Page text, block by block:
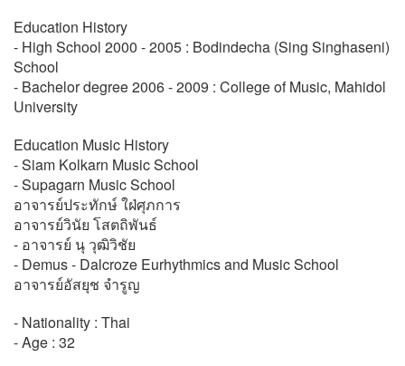
Education History
- High School 2000 - 2005 : Bodindecha (Sing Singhaseni)
School
- Bachelor degree 2006 - 2009 : College of Music, Mahidol
University
Education Music History
- Siam Kolkarn Music School
- Supagarn Music School
อาจารย์ประทักษ์ ใฝ่ศุภการ
อาจารย์วินัย โสตถิพันธ์
- อาจารย์ นุ วุฒิวิชัย
- Demus - Dalcroze Eurhythmics and Music School
อาจารย์อัสยุช จำรูญ
- Nationality : Thai
- Age : 32